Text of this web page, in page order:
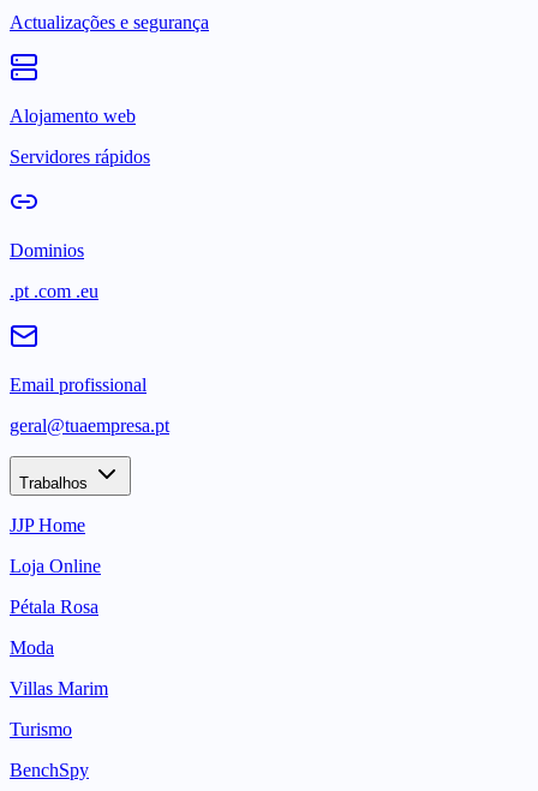
Actualizações e segurança
Alojamento web
Servidores rápidos
Dominios
.pt .com .eu
Email profissional
geral@tuaempresa.pt
Trabalhos
JJP Home
Loja Online
Pétala Rosa
Moda
Villas Marim
Turismo
BenchSpy